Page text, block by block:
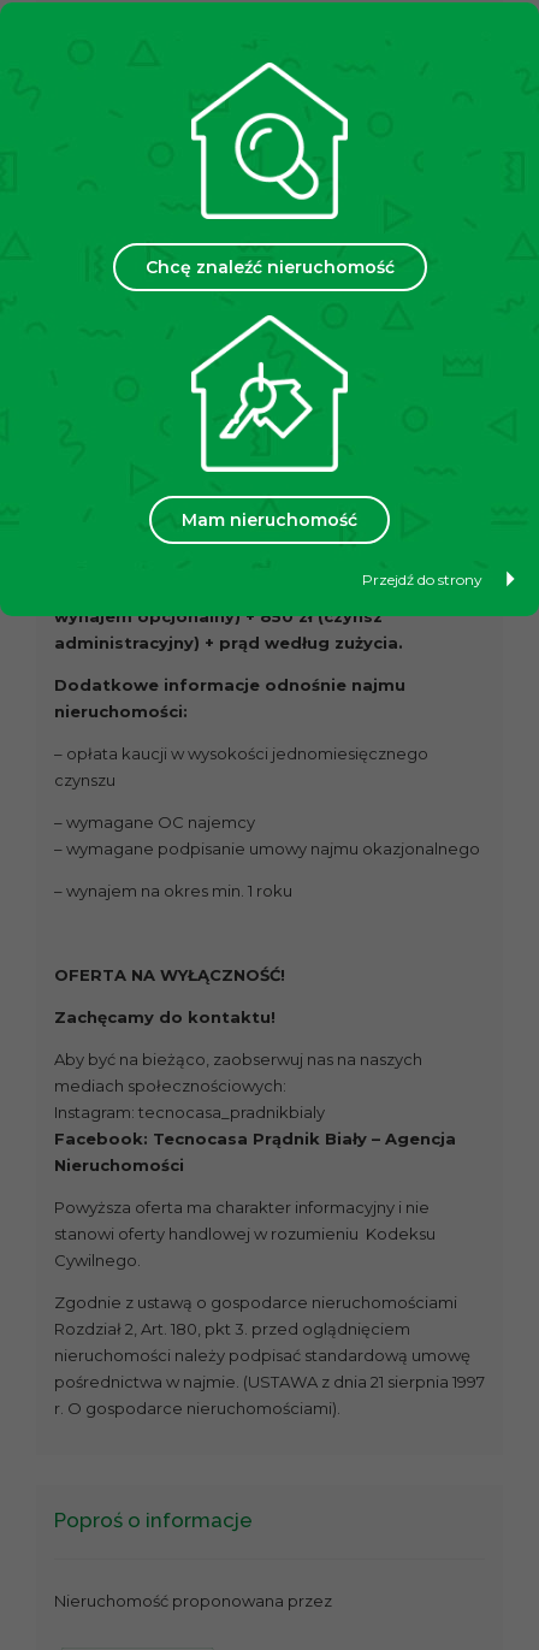
Chcę znaleźć nieruchomość
Mam nieruchomość
Przejdź do strony
Czynsz administracyjny wynosi
przy dwóch osobach zgłoszonych do
administracji (w czynszu: zaliczka na zimną i ciepłą
wodę, ogrzewanie, wywóz śmieci, utrzymanie części
wspólnych, fundusz remontowy). Dodatkowo płatny
prąd według zużycia.
Lokalizacja:
Mieszkanie zlokalizowane jest w
Krakowa. W pobliżu znajdują się liczne sklepy i obiekty
handlowo usługowe. W niedalekiej odległości pętla
„Chełmońskiego Pętla”
611). Drogi dojazdowe zapewniają połączenie z każdą
częścią Krakowa oraz szybki wylot na autostradę A4.
Galerii Bronowice, IKEA, OBI,
CASTORAMAzajmuje kilka minut. Jest to idealne
miejsce dla ludzi pracujących szukających zielonego,
zacisznego miejsca do relaksu i odpoczynku.
2 700 zł + 300 zł (miejsce postojowe –
wynajem opcjonalny) + 850 zł (czynsz
administracyjny) + prąd według zużycia.
Dodatkowe informacje odnośnie najmu
nieruchomości:
– opłata kaucji w wysokości jednomiesięcznego
czynszu
– wymagane OC najemcy
– wymagane podpisanie umowy najmu okazjonalnego
– wynajem na okres min. 1 roku
OFERTA NA WYŁĄCZNOŚĆ!
Zachęcamy do kontaktu!
Aby być na bieżąco, zaobserwuj nas na naszych
mediach społecznościowych:
Instagram: tecnocasa_pradnikbialy
Facebook: Tecnocasa Prądnik Biały – Agencja
Nieruchomości
Powyższa oferta ma charakter informacyjny i nie
stanowi oferty handlowej w rozumieniu Kodeksu
Cywilnego.
Zgodnie z ustawą o gospodarce nieruchomościami
Rozdział 2, Art. 180, pkt 3. przed oglądnięciem
nieruchomości należy podpisać standardową umowę
pośrednictwa w najmie. (USTAWA z dnia 21 sierpnia 1997
r. O gospodarce nieruchomościami).
Poproś o informacje
Nieruchomość proponowana przez